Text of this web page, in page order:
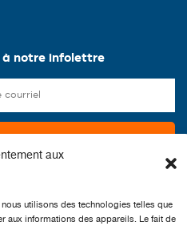
aux
utilisons des technologies telles que
aux informations des appareils. Le fait de
notre infolettre